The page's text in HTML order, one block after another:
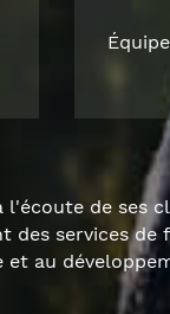
de ses
des services
au